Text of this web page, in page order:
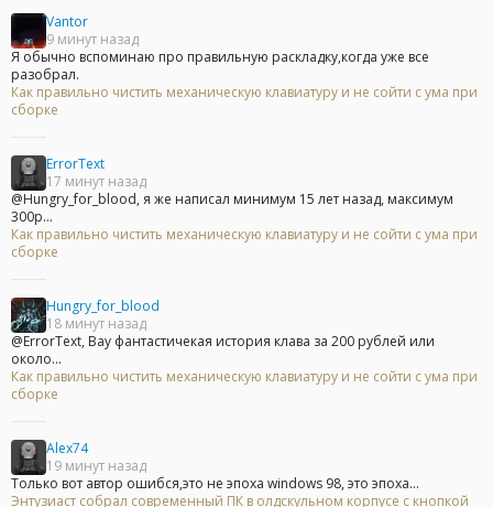
Vantor
9 минут назад
Я обычно вспоминаю про правильную раскладку,когда уже все
разобрал.
Как правильно чистить механическую клавиатуру и не сойти с ума при
сборке
ErrorText
17 минут назад
@Hungry_for_blood, я же написал минимум 15 лет назад, максимум
300р...
Как правильно чистить механическую клавиатуру и не сойти с ума при
сборке
Hungry_for_blood
18 минут назад
@ErrorText, Вау фантастичекая история клава за 200 рублей или
около...
Как правильно чистить механическую клавиатуру и не сойти с ума при
сборке
Alex74
19 минут назад
Только вот автор ошибся,это не эпоха windows 98, это эпоха...
Энтузиаст собрал современный ПК в олдскульном корпусе с кнопкой